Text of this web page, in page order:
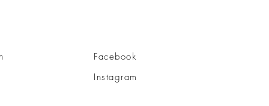
Facebook
Instagram